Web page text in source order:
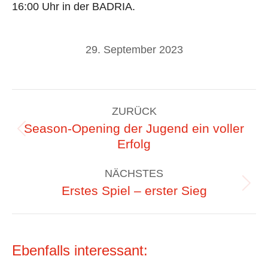
16:00 Uhr in der BADRIA.
29. September 2023
ZURÜCK
Vorheriger
Beitrag:
Season-Opening der Jugend ein voller
Erfolg
NÄCHSTES
Nächster
Erstes Spiel – erster Sieg
Ebenfalls interessant: